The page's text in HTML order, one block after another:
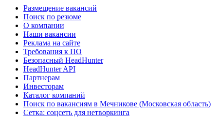
Размещение вакансий
Поиск по резюме
О компании
Наши вакансии
Реклама на сайте
Требования к ПО
Безопасный HeadHunter
HeadHunter API
Партнерам
Инвесторам
Каталог компаний
Поиск по вакансиям в Мечникове (Московская область)
Сетка: соцсеть для нетворкинга